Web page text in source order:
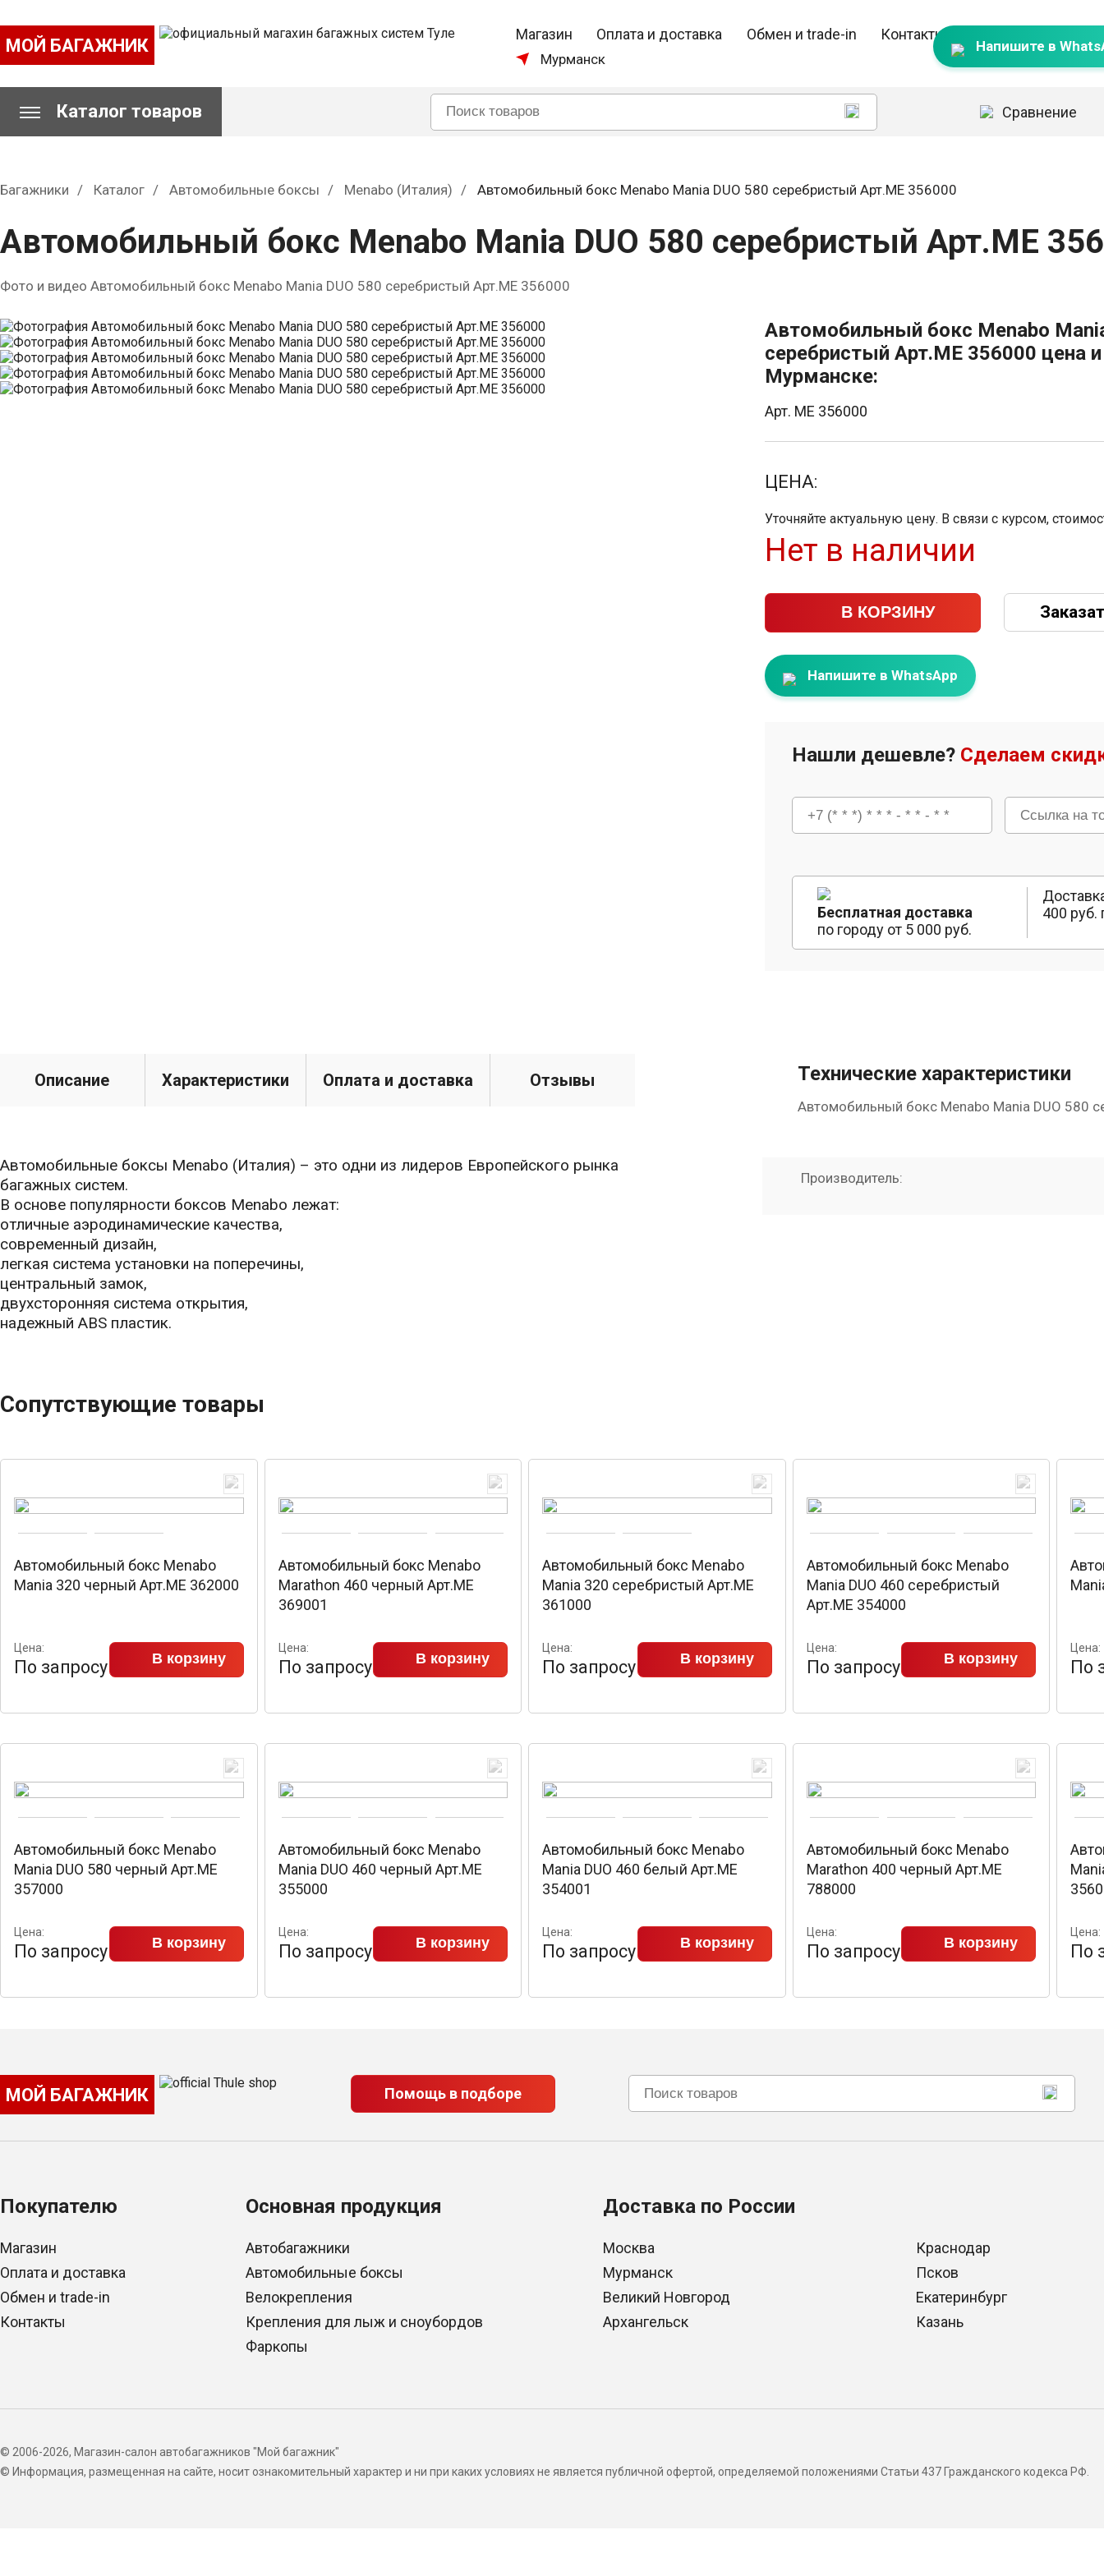
МОЙ БАГАЖНИК
Магазин Оплата и доставка Обмен и trade-in Контакты
Мурманск
Напишите в
Каталог товаров Сравнение
Багажники Каталог Автомобильные боксы Menabo (Италия) Автомобильный бокс Menabo Mania DUO 580 серебристый Арт.ME 356000
Автомобильный бокс Menabo Mania DUO 580 серебристый Арт.ME
Фото и видео Автомобильный бокс Menabo Mania DUO 580 серебристый Арт.ME 356000
Автомобильный бокс Menabo
серебристый Арт.ME 356000 цена
Мурманске:
Арт. ME 356000
ЦЕНА:
Уточняйте актуальную цену. В связи с курсом,
Нет в наличии
В КОРЗИНУ
Напишите в WhatsApp
Нашли дешевле? Сделаем
Бесплатная доставка
по городу от 5 000 руб.
400 руб.
Описание Характеристики Оплата и доставка Отзывы
Автомобильные боксы Menabo (Италия) – это одни из лидеров Европейского рынка
багажных систем.
В основе популярности боксов Menabo лежат:
отличные аэродинамические качества,
современный дизайн,
легкая система установки на поперечины,
центральный замок,
двухсторонняя система открытия,
надежный ABS пластик.
Технические характеристики
Автомобильный бокс Menabo Mania DUO 580
Производитель:
Сопутствующие товары
Автомобильный бокс Menabo
Mania 320 черный Арт.ME 362000
Цена:
По запросу В корзину
Автомобильный бокс Menabo
Marathon 460 черный Арт.ME
369001
Цена:
По запросу В корзину
Автомобильный бокс Menabo
Mania 320 серебристый Арт.ME
361000
Цена:
По запросу В корзину
Автомобильный бокс Menabo
Mania DUO 460 серебристый
Арт.ME 354000
Цена:
По запросу В корзину
Цена:
По
Автомобильный бокс Menabo
Mania DUO 580 черный Арт.ME
357000
Цена:
По запросу В корзину
Автомобильный бокс Menabo
Mania DUO 460 черный Арт.ME
355000
Цена:
По запросу В корзину
Автомобильный бокс Menabo
Mania DUO 460 белый Арт.ME
354001
Цена:
По запросу В корзину
Автомобильный бокс Menabo
Marathon 400 черный Арт.ME
788000
Цена:
По запросу В корзину
Цена:
По
МОЙ БАГАЖНИК Помощь в подборе
Покупателю
Магазин
Оплата и доставка
Обмен и trade-in
Контакты
Основная продукция
Автобагажники
Автомобильные боксы
Велокрепления
Крепления для лыж и сноубордов
Фаркопы
Доставка по России
Москва
Мурманск
Великий Новгород
Архангельск
Краснодар
Псков
Екатеринбург
Казань
© 2006-2026, Магазин-салон автобагажников "Мой багажник"
© Информация, размещенная на сайте, носит ознакомительный характер и ни при каких условиях не является публичной офертой, определяемой положениями Статьи 437 Гражданского кодекса РФ.